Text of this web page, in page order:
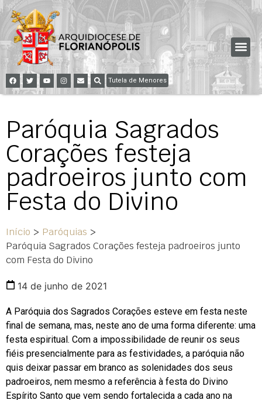
Tutela de Menores
Paróquia Sagrados
Corações festeja
padroeiros junto com
Festa do Divino
Início > Paróquias >
Paróquia Sagrados Corações festeja padroeiros junto
com Festa do Divino
14 de junho de 2021
A Paróquia dos Sagrados Corações esteve em festa neste
final de semana, mas, neste ano de uma forma diferente: uma
festa espiritual. Com a impossibilidade de reunir os seus
fiéis presencialmente para as festividades, a paróquia não
quis deixar passar em branco as solenidades dos seus
padroeiros, nem mesmo a referência à festa do Divino
Espírito Santo que vem sendo fortalecida a cada ano na